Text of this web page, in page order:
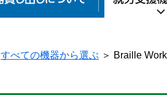
すべての機器から選ぶ ＞ Braille